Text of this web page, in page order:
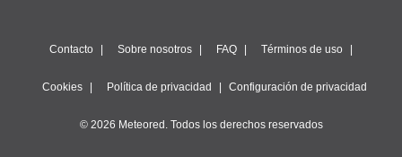
Contacto Sobre nosotros FAQ Términos de uso
Cookies Política de privacidad Configuración de privacidad
© 2026 Meteored. Todos los derechos reservados